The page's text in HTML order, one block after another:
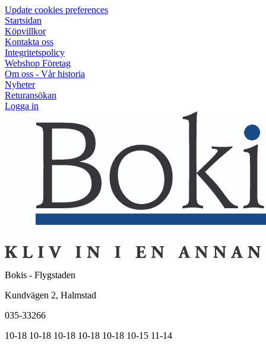
Update cookies preferences
Startsidan
Köpvillkor
Kontakta oss
Integritetspolicy
Webshop Företag
Om oss - Vår historia
Nyheter
Returansökan
Logga in
Bokis - Flygstaden
Kundvägen 2, Halmstad
035-33266
10-18 10-18 10-18 10-18 10-18 10-15 11-14